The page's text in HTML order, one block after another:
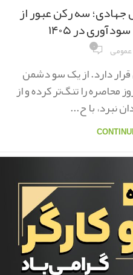
جهادی؛ سه رکن عبور از
در ۱۴۰۵
عمومی ۰
دارد. از یک سو دشمن
محاصره را تنگ‌تر کرده و از
نبرد، با ح...